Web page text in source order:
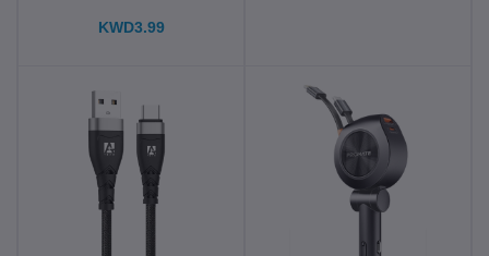
KWD3.99